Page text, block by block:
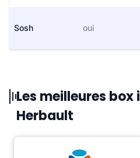
Sosh oui
Les meilleures
Herbault